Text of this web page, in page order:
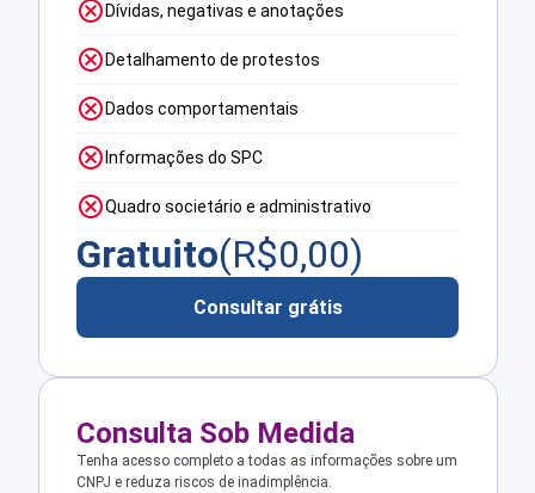
Dívidas, negativas e anotações
Detalhamento de protestos
Dados comportamentais
Informações do SPC
Quadro societário e administrativo
Gratuito(R$0,00)
Consultar grátis
Consulta Sob Medida
Tenha acesso completo a todas as informações sobre um
CNPJ e reduza riscos de inadimplência.